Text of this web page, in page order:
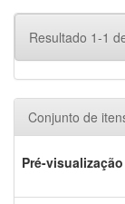
Resultado 1-1
Conjunto de
Pré-visualização